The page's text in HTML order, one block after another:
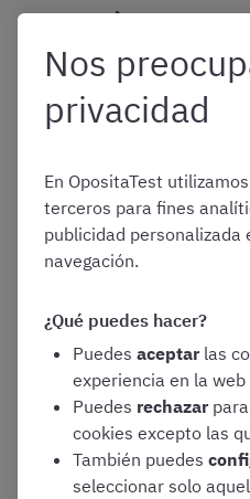
¿Cuál es
formato
Judicial tiene el siguiente
Número de orden
la nota total obtenida
(de mayor a menor)
DNIde cada persona
Apellidos y nombre
Calificación o nota
estructura en las
Nos
privacidad
En OpositaTest
terceros para fines
publicidad personalizada
navegación.
¿Qué puedes hacer?
Puedes aceptar las
experiencia en la
Puedes rechazar
cookies excepto las
También puedes
seleccionar solo